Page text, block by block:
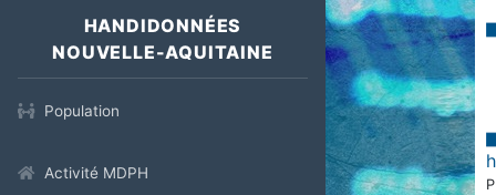
HANDIDONNÉES
NOUVELLE-AQUITAINE
Population
Activité MDPH